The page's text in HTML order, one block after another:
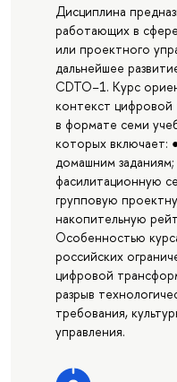
Дисциплина
работающих в
или проектного
дальнейшее
CDTO−1. Курс
контекст
в формате семи
которых включает:
домашним
фасилитационную
групповую
накопительную
Особенностью
российских
цифровой
разрыв
требования,
управления.